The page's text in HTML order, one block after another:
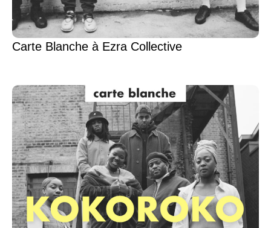
Carte Blanche à Ezra Collective